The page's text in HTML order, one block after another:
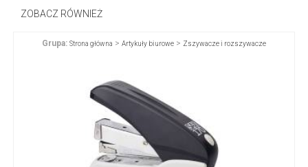
ZOBACZ RÓWNIEŻ
Grupa: Strona główna > Artykuły biurowe > Zszywacze i rozszywacze